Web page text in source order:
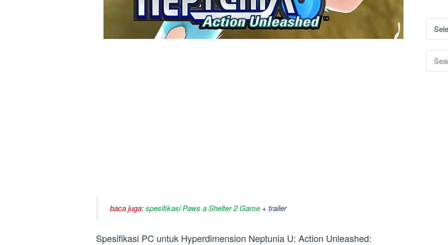
baca juga:spesifikasi Paws a Shelter 2 Game + trailer
Spesifikasi PC untuk Hyperdimension Neptunia U: Action Unleashed:
for: